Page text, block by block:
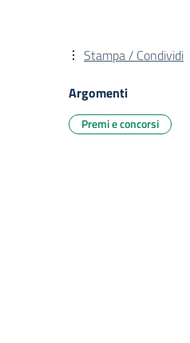
Stampa / Condividi
Argomenti
Premi e concorsi